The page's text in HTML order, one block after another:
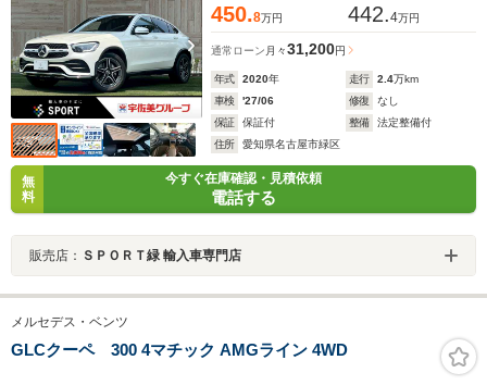
450.8万円 442.4万円
通常ローン 月々31,200円
年式 2020年 走行 2.4万km
車検
'27/06 修復
なし
保証
保証付 整備
法定整備付
住所
愛知県名古屋市緑区
無
料
今すぐ在庫確認・見積依頼
電話する
販売店： ＳＰＯＲＴ緑 輸入車専門店
メルセデス・ベンツ
GLCクーペ 300 4マチック AMGライン 4WD